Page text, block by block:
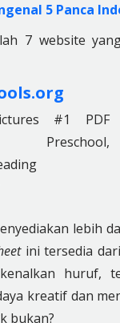
5 Panca
7 website
lebih
ini tersedia
huruf,
kreatif dan
bukan?